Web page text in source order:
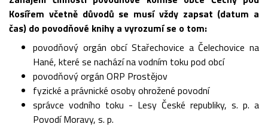
Kosířem včetně důvodů se musí vždy zapsat (datum a
čas) do povodňové knihy a vyrozumí se o tom:
povodňový orgán obcí Stařechovice a Čelechovice na
Hané, které se nachází na vodním toku pod obcí
povodňový orgán ORP Prostějov
fyzické a právnické osoby ohrožené povodní
správce vodního toku - Lesy České republiky, s. p. a
Povodí Moravy, s. p.